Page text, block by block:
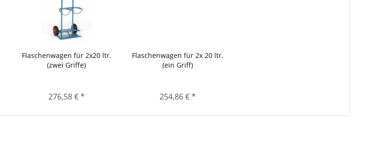
Flaschenwagen für 2x20 ltr.
(zwei Griffe)
276,58 € *
Flaschenwagen für 2x 20 ltr.
(ein Griff)
254,86 € *